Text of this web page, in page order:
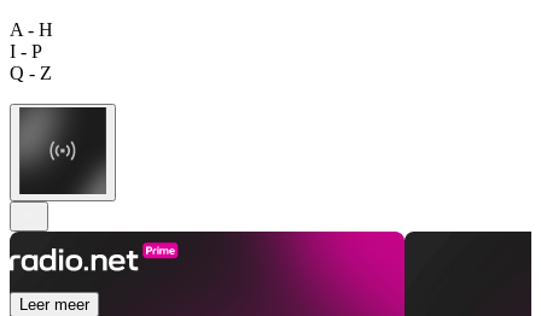
A - H
I - P
Q - Z
Leer meer